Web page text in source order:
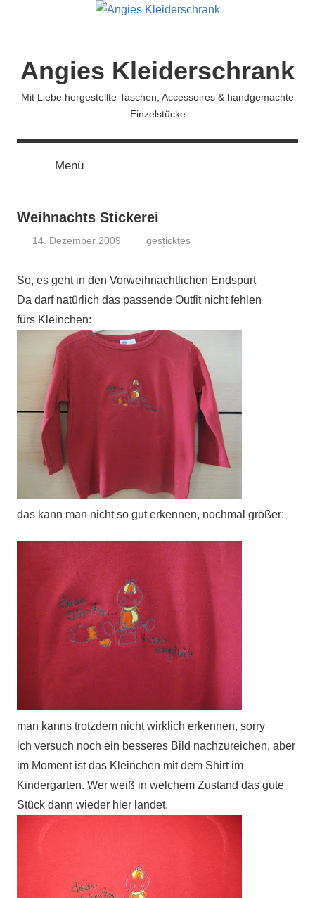
Angies Kleiderschrank
Mit Liebe hergestellte Taschen, Accessoires & handgemachte
Einzelstücke
Menü
Weihnachts Stickerei
14. Dezember 2009
gesticktes
So, es geht in den Vorweihnachtlichen Endspurt
Da darf natürlich das passende Outfit nicht fehlen
fürs Kleinchen:
das kann man nicht so gut erkennen, nochmal größer:
man kanns trotzdem nicht wirklich erkennen, sorry
ich versuch noch ein besseres Bild nachzureichen, aber
im Moment ist das Kleinchen mit dem Shirt im
Kindergarten. Wer weiß in welchem Zustand das gute
Stück dann wieder hier landet.